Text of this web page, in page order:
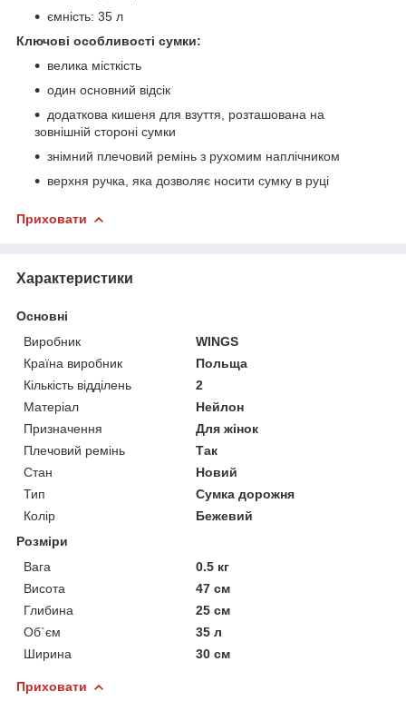
ємність: 35 л
Ключові особливості сумки:
велика місткість
один основний відсік
додаткова кишеня для взуття, розташована на
зовнішній стороні сумки
знімний плечовий ремінь з рухомим наплічником
верхня ручка, яка дозволяє носити сумку в руці
Приховати
Характеристики
Основні
Виробник
WINGS
Країна виробник
Польща
Кількість відділень
2
Матеріал
Нейлон
Призначення
Для жінок
Плечовий ремінь
Так
Стан
Новий
Тип
Сумка дорожня
Колір
Бежевий
Розміри
Вага
0.5 кг
Висота
47 см
Глибина
25 см
Об`єм
35 л
Ширина
30 см
Приховати